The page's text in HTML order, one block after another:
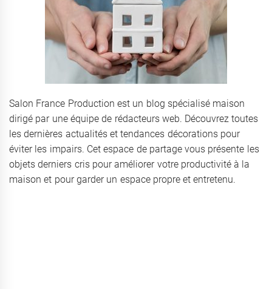
Salon France Production est un blog spécialisé maison
dirigé par une équipe de rédacteurs web. Découvrez toutes
les dernières actualités et tendances décorations pour
éviter les impairs. Cet espace de partage vous présente les
objets derniers cris pour améliorer votre productivité à la
maison et pour garder un espace propre et entretenu.